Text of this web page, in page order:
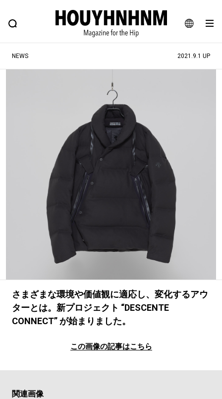
JA
EN
FEATURE BLOG SNAP
ヒップなファッション、カルチャー、ライフスタイルWEBマガジン
#憧れの逸品
#ESSENTIAL DESIGNS #古着サミット
#NEW VINTAGE #マイナーグッド図鑑
#路地裏てぃーん。 #MONTHLY JOURNAL
#GH 銘品の所以 #フイナムのYouTube
#Commune H #FOCUS IT #AH.H
#ととけん #FASHION #MUSIC
#LIFESTYLE #OUTDOOR
#SPORTS #HANDSOME HANDBOOK
NEWS 2021.9.1 UP
さまざまな環境や価値観に適応し、変化するアウ
ターとは。新プロジェクト “DESCENTE
CONNECT” が始まりました。
この画像の記事はこちら
関連画像